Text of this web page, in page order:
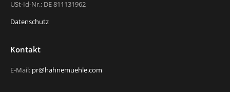
USt-Id-Nr.: DE 811131962
Datenschutz
Kontakt
E-Mail: pr@hahnemuehle.com